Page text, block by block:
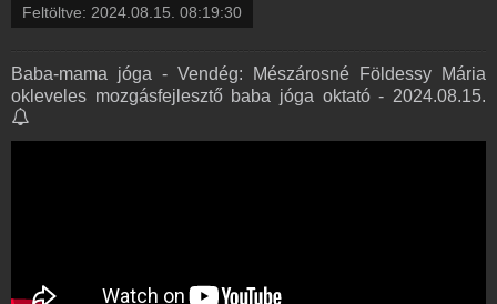
Feltöltve: 2024.08.15. 08:19:30
Baba-mama jóga - Vendég: Mészárosné Földessy Mária
okleveles mozgásfejlesztő baba jóga oktató - 2024.08.15.